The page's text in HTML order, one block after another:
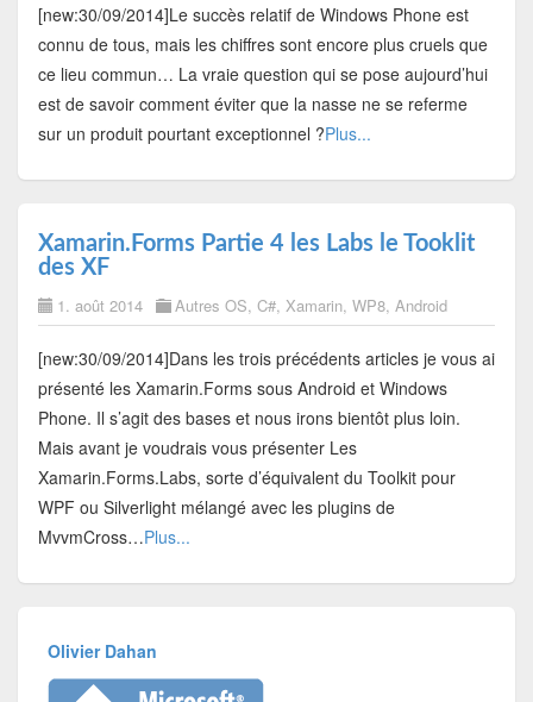
[new:30/09/2014]Le succès relatif de Windows Phone est
connu de tous, mais les chiffres sont encore plus cruels que
ce lieu commun… La vraie question qui se pose aujourd’hui
est de savoir comment éviter que la nasse ne se referme
sur un produit pourtant exceptionnel ?Plus...
Xamarin.Forms Partie 4 les Labs le Tooklit
des XF
1. août 2014 Autres OS, C#, Xamarin, WP8, Android
[new:30/09/2014]Dans les trois précédents articles je vous ai
présenté les Xamarin.Forms sous Android et Windows
Phone. Il s’agit des bases et nous irons bientôt plus loin.
Mais avant je voudrais vous présenter Les
Xamarin.Forms.Labs, sorte d’équivalent du Toolkit pour
WPF ou Silverlight mélangé avec les plugins de
MvvmCross…Plus...
Olivier Dahan